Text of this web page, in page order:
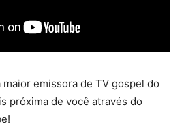
maior emissora de TV gospel do
próxima de você através do